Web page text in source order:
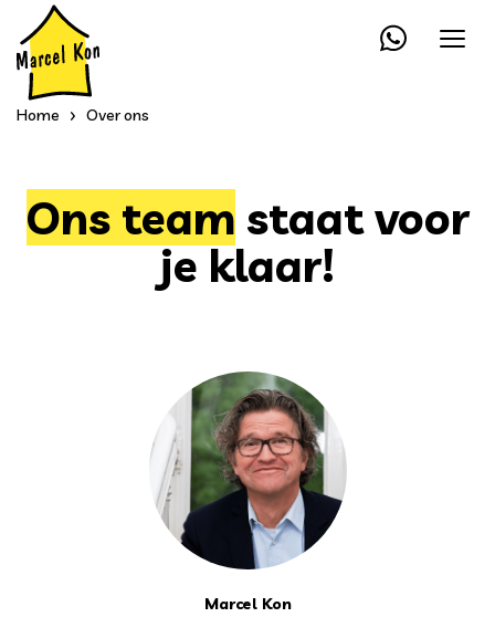
Home Over ons
Ons team staat voor
je klaar!
Marcel Kon